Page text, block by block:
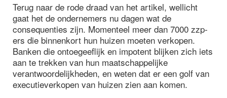
Terug naar de rode draad van het artikel, wellicht
gaat het de ondernemers nu dagen wat de
consequenties zijn. Momenteel meer dan 7000 zzp-
ers die binnenkort hun huizen moeten verkopen.
Banken die ontoegeeflijk en impotent blijken zich iets
aan te trekken van hun maatschappelijke
verantwoordelijkheden, en weten dat er een golf van
executieverkopen van huizen zien aan komen.